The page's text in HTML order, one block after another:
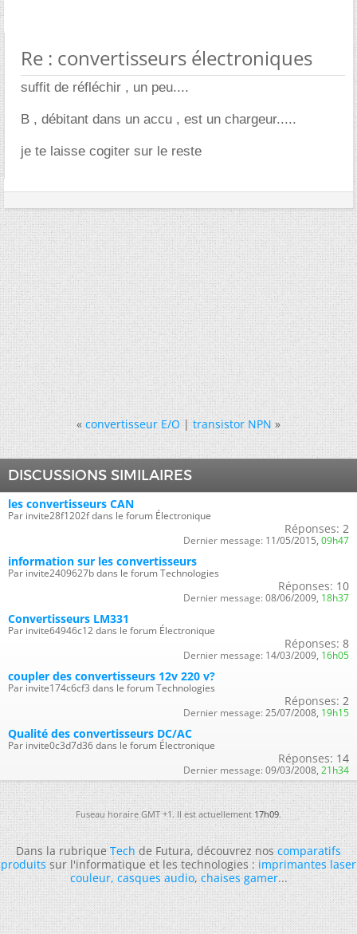
Re : convertisseurs électroniques
suffit de réfléchir , un peu....
B , débitant dans un accu , est un chargeur.....
je te laisse cogiter sur le reste
« convertisseur E/O|transistor NPN »
DISCUSSIONS SIMILAIRES
les convertisseurs CAN
Par invite28f1202f dans le forum Électronique
Réponses: 2
Dernier message: 11/05/2015, 09h47
information sur les convertisseurs
Par invite2409627b dans le forum Technologies
Réponses: 10
Dernier message: 08/06/2009, 18h37
Convertisseurs LM331
Par invite64946c12 dans le forum Électronique
Réponses: 8
Dernier message: 14/03/2009, 16h05
coupler des convertisseurs 12v 220 v?
Par invite174c6cf3 dans le forum Technologies
Réponses: 2
Dernier message: 25/07/2008, 19h15
Qualité des convertisseurs DC/AC
Par invite0c3d7d36 dans le forum Électronique
Réponses: 14
Dernier message: 09/03/2008, 21h34
Fuseau horaire GMT +1. Il est actuellement17h09.
Dans la rubriqueTechde Futura, découvrez noscomparatifs
produitssur l'informatique et les technologies :imprimantes laser
couleur,casques audio,chaises gamer...